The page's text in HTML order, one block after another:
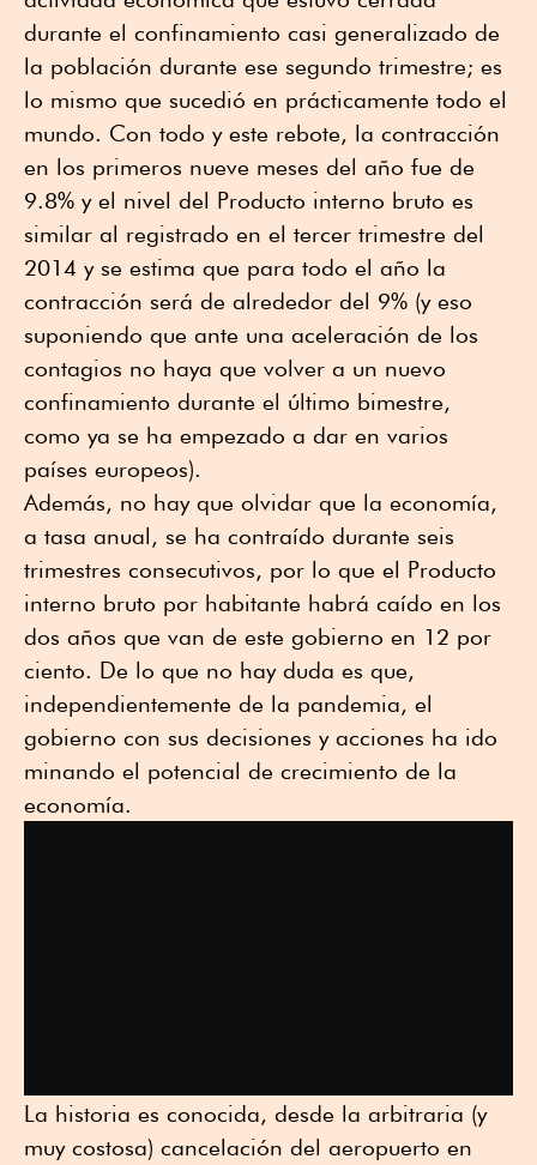
durante el confinamiento casi generalizado de
la población durante ese segundo trimestre; es
lo mismo que sucedió en prácticamente todo el
mundo. Con todo y este rebote, la contracción
en los primeros nueve meses del año fue de
9.8% y el nivel del Producto interno bruto es
similar al registrado en el tercer trimestre del
2014 y se estima que para todo el año la
contracción será de alrededor del 9% (y eso
suponiendo que ante una aceleración de los
contagios no haya que volver a un nuevo
confinamiento durante el último bimestre,
como ya se ha empezado a dar en varios
países europeos).
Además, no hay que olvidar que la economía,
a tasa anual, se ha contraído durante seis
trimestres consecutivos, por lo que el Producto
interno bruto por habitante habrá caído en los
dos años que van de este gobierno en 12 por
ciento. De lo que no hay duda es que,
independientemente de la pandemia, el
gobierno con sus decisiones y acciones ha ido
minando el potencial de crecimiento de la
economía.
La historia es conocida, desde la arbitraria (y
muy costosa) cancelación del aeropuerto en